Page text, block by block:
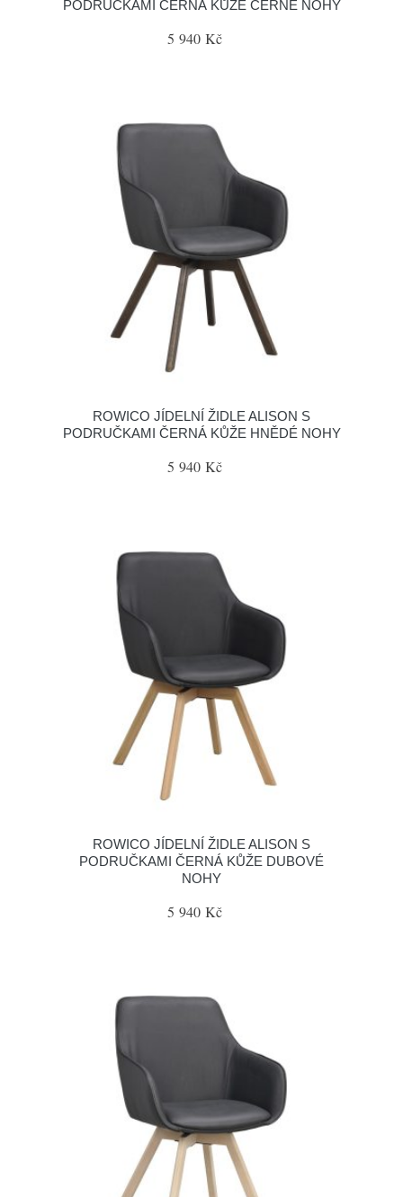
PODRUČKAMI ČERNÁ KŮŽE ČERNÉ NOHY
5 940 Kč
ROWICO JÍDELNÍ ŽIDLE ALISON S
PODRUČKAMI ČERNÁ KŮŽE HNĚDÉ NOHY
5 940 Kč
ROWICO JÍDELNÍ ŽIDLE ALISON S
PODRUČKAMI ČERNÁ KŮŽE DUBOVÉ
NOHY
5 940 Kč